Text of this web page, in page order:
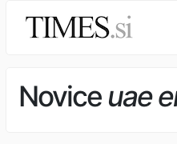
Novice uae